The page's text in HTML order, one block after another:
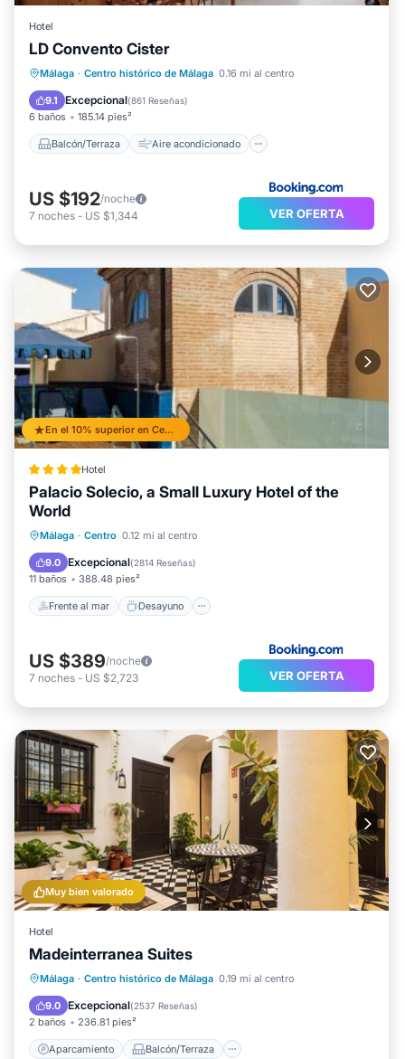
Hotel
LD Convento Cister
Málaga · Centro histórico de Málaga 0.16 mi al centro
9.1 Excepcional(861 Reseñas)
6 baños 185.14 pies²
Balcón/Terraza Aire acondicionado
Balcón/Terraza
Aire acondicionado
Internet
Accesibilidad
US $192/noche
7 noches - US $1,344 VER OFERTA
En el 10% superior en Centro
Hotel
Palacio Solecio, a Small Luxury Hotel of the
World
Málaga · Centro 0.12 mi al centro
9.0 Excepcional(2814 Reseñas)
11 baños 388.48 pies²
Frente al mar Desayuno
Frente al mar
Desayuno
Aparcamiento
Piscina
US $389/noche
7 noches - US $2,723 VER OFERTA
Muy bien valorado
Hotel
Madeinterranea Suites
Málaga · Centro histórico de Málaga 0.19 mi al centro
9.0 Excepcional(2537 Reseñas)
2 baños 236.81 pies²
Aparcamiento Balcón/Terraza
Aparcamiento
Balcón/Terraza
Cocina
Aire acondicionado